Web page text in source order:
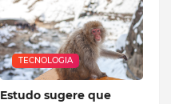
TECNOLOGIA
Estudo sugere que